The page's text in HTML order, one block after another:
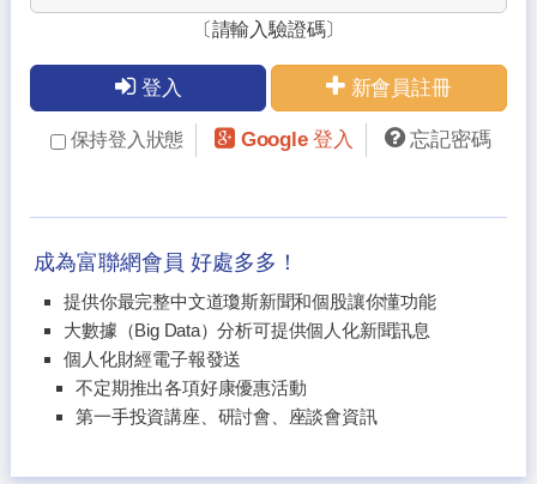
〔請輸入驗證碼〕
登入 新會員註冊
保持登入狀態 Google 登入 忘記密碼
成為富聯網會員 好處多多！
提供你最完整中文道瓊斯新聞和個股讓你懂功能
大數據（Big Data）分析可提供個人化新聞訊息
個人化財經電子報發送
不定期推出各項好康優惠活動
第一手投資講座、研討會、座談會資訊